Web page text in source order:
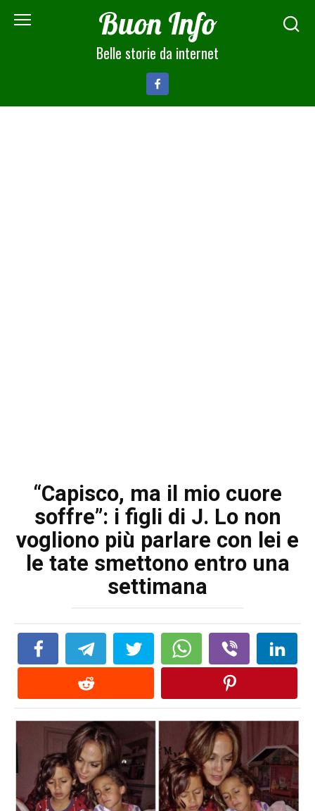
Buon Info
Belle storie da internet
“Capisco, ma il mio cuore
soffre”: i figli di J. Lo non
vogliono più parlare con lei e
le tate smettono entro una
settimana